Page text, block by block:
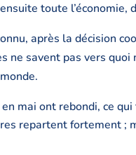
toute
après la décision
ne savent pas vers
mai ont rebondi, ce
repartent fortement ;